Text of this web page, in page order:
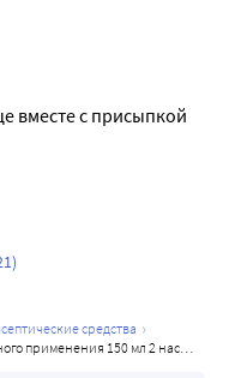
и дерматомикозов,
микозов стоп:
кожи путем
Препарат
участках кожи.
флакона с помощью
вместе с присыпкой
средства
применения 150 мл 2 насадки